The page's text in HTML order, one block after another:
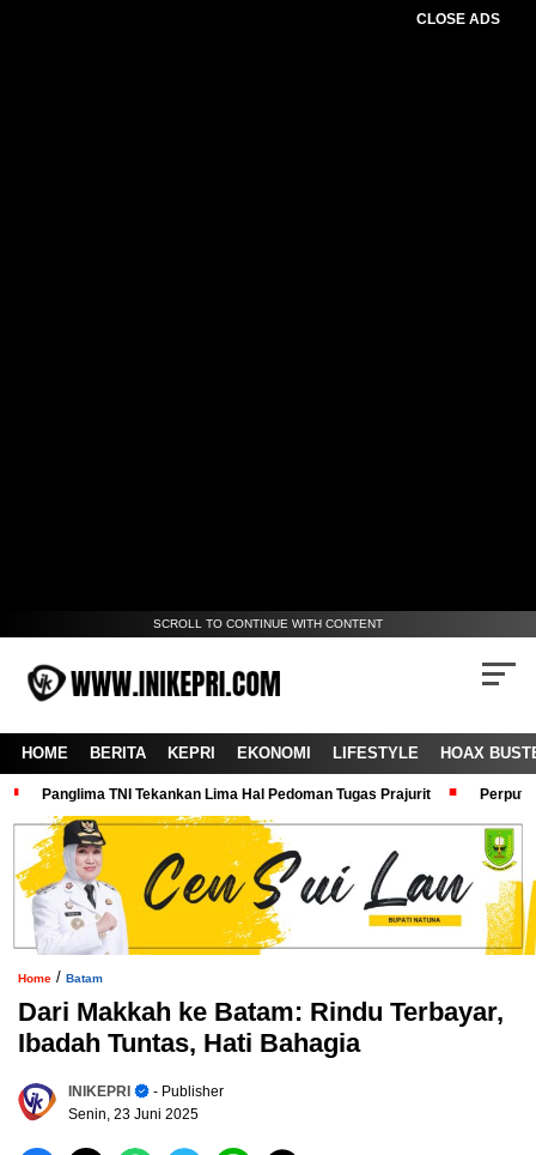
CLOSE ADS
SCROLL TO CONTINUE WITH CONTENT
HOME BERITA KEPRI EKONOMI LIFESTYLE HOAX
Panglima TNI Tekankan Lima Hal Pedoman Tugas Prajurit
Home / Batam
Dari Makkah ke Batam: Rindu Terbayar,
Ibadah Tuntas, Hati Bahagia
INIKEPRI
- Publisher
Senin, 23 Juni 2025